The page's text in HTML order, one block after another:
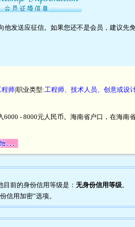
他发送应征信。如果您还不是会员，建议先
程师|职业类型:工程师、技术人员、创意或设
- 8000元人民币。海南省户口，在海南
前的身份信用等级是： 无身份信用等级。
信用加密”选项。